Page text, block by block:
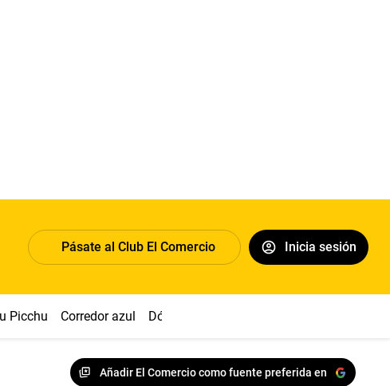
Pásate al Club El Comercio Inicia sesión
Picchu Corredor azul Dólar
Añadir El Comercio como fuente preferida en